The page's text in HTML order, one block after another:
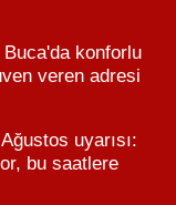
konforlu
veren adresi
uyarısı:
bu saatlere